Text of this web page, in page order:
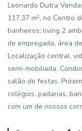
Leonardo Dutra
117,37 m², no Centro
banheiros; living 2
de empregada, área
Localização central,
semi-mobiliada.
salão de festas.
colégios, padarias,
com um de nossos